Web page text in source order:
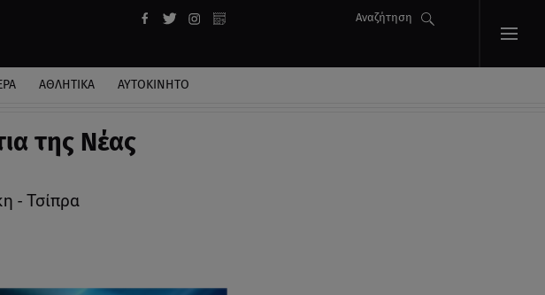
Αναζήτηση
ΑΘΛΗΤΙΚΑ ΑΥΤΟΚΙΝΗΤΟ
της Νέας
- Τσίπρα